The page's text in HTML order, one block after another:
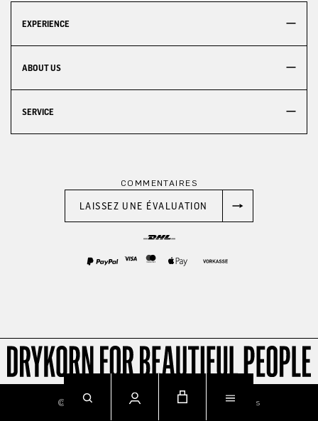
EXPERIENCE
ABOUT US
SERVICE
COMMENTAIRES
LAISSEZ UNE ÉVALUATION
© 2026 ImprintPrivacy Terms & Conditions